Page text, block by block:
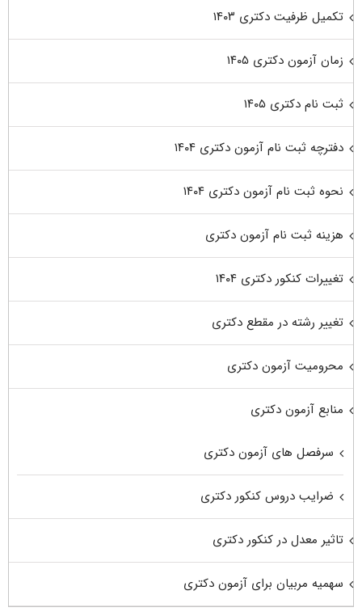
تکمیل ظرفیت دکتری ۱۴۰۳
زمان آزمون دکتری ۱۴۰۵
ثبت نام دکتری ۱۴۰۵
دفترچه ثبت نام آزمون دکتری ۱۴۰۴
نحوه ثبت نام آزمون دکتری ۱۴۰۴
هزینه ثبت نام آزمون دکتری
تغییرات کنکور دکتری ۱۴۰۴
تغییر رشته در مقطع دکتری
محرومیت آزمون دکتری
منابع آزمون دکتری
سرفصل های آزمون دکتری
ضرایب دروس کنکور دکتری
تاثیر معدل در کنکور دکتری
سهمیه مربیان برای آزمون دکتری